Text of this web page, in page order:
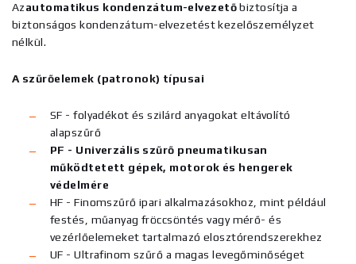
Azautomatikus kondenzátum-elvezetőbiztosítja a
biztonságos kondenzátum-elvezetést kezelőszemélyzet
nélkül.
A szűrőelemek (patronok) típusai
SF - folyadékot és szilárd anyagokat eltávolító
alapszűrő
PF - Univerzális szűrő pneumatikusan
működtetett gépek, motorok és hengerek
védelmére
HF - Finomszűrő ipari alkalmazásokhoz, mint például
festés, műanyag fröccsöntés vagy mérő- és
vezérlőelemeket tartalmazó elosztórendszerekhez
UF - Ultrafinom szűrő a magas levegőminőséget